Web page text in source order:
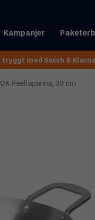
Kampanjer
tryggt med Swish &
Paellapanna, 30 cm